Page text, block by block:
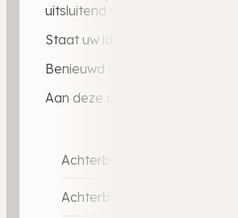
uitsluitend via dealerkanalen:
Staat uw ideale auto er niet
Benieuwd naar ervaringen van
Aan deze advertentie kunnen
Achterbank in delen
Achterbank verstelbaar